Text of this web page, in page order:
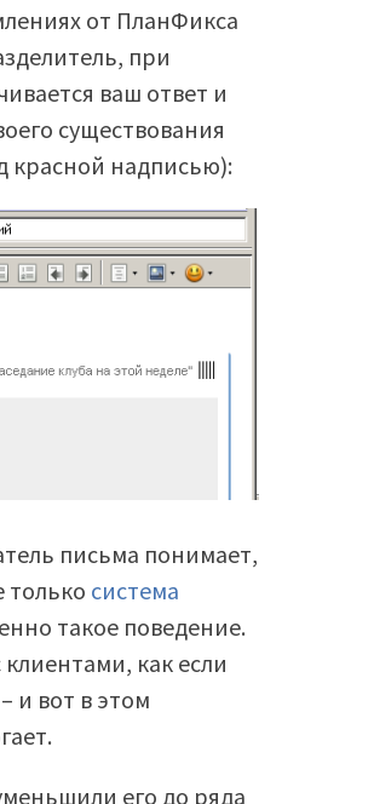
от ПланФикса
при
ваш ответ и
существования
красной надписью):
письма понимает,
только система
такое поведение.
как если
– и вот в этом
его до ряда